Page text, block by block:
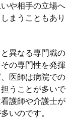
や相手の立場へ
まうこともあり
異なる専門職の
の専門性を発揮
医師は病院での
うことが多いで
護師や介護士が
いのです。